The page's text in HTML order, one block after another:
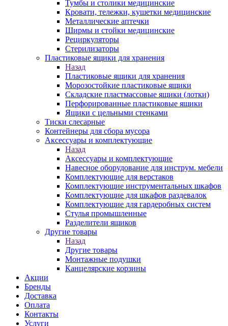
Тумбы и столики медицинские
Кровати, тележки, кушетки медицинские
Металлические аптечки
Ширмы и стойки медицинские
Рециркуляторы
Стерилизаторы
Пластиковые ящики для хранения
Назад
Пластиковые ящики для хранения
Морозостойкие пластиковые ящики
Складские пластмассовые ящики (лотки)
Перфорированные пластиковые ящики
Ящики с цельными стенками
Тиски слесарные
Контейнеры для сбора мусора
Аксессуары и комплектующие
Назад
Аксессуары и комплектующие
Навесное оборудование для инструм. мебели
Комплектующие для верстаков
Комплектующие инструментальных шкафов
Комплектующие для шкафов раздевалок
Комплектующие для гардеробных систем
Стулья промышленные
Разделители ящиков
Другие товары
Назад
Другие товары
Монтажные подушки
Канцелярские корзины
Акции
Бренды
Доставка
Оплата
Контакты
Услуги